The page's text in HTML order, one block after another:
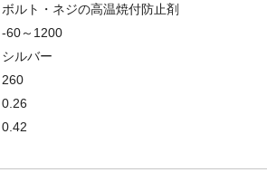
ボルト・ネジの高温焼付防止剤
-60～1200
シルバー
260
0.26
0.42
420mlスプレー